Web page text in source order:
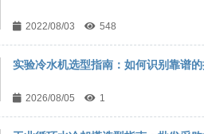
2022/08/03 548
实验冷水机选型指南：如何识别靠谱的
2026/08/05 1